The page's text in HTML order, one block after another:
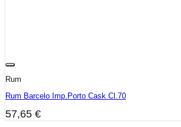
Rum
Rum Barcelo Imp.Porto Cask Cl.70
57,65 €